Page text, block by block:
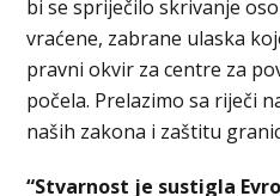
bi se spriječilo skrivanje
vraćene, zabrane ulaska
pravni okvir za centre za
počela. Prelazimo sa riječi
naših zakona i zaštitu
“Stvarnost je sustigla